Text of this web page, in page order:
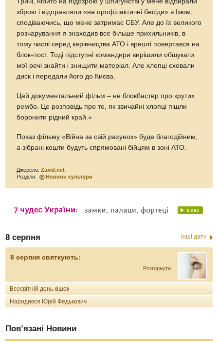
зброю і відправляли «на профілактичні бесіди» в Ізюм,
сподіваючись, що мене затримає СБУ. Але до їх великого
розчарування я знаходив все більше прихильників, в
тому числі серед керівництва АТО і врешті повертався на
блок-пост. Тоді підступні командири вирішили обшукати
мої речі знайти і знищити матеріал. Але хлопці сховали
диск і передали його до Києва.
Цей документальний фільм – не блокбастер про крутих
рембо. Це розповідь про те, як звичайні хлопці пішли
боронити рідний край.»
Показ фільму «Війна за свій рахунок» буде благодійним,
а зібрані кошти будуть спрямовані бійцям в зоні АТО.
Джерело:Zaxid.net
Розділи:
Новини культури
8 серпня Інші дати
8 серпня святкують:
Розгорнути
Всесвітній день кішок
Народився Юрій Федькович
Пов’язані Новини